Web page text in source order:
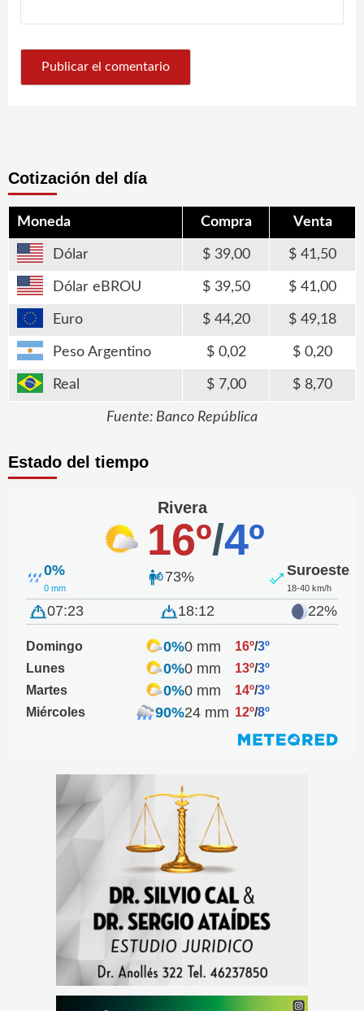
Cotización del día
Moneda Compra Venta
Dólar 39,00 41,50
Dólar eBROU 39,50 41,00
Euro 44,20 49,18
Peso Argentino 0,02 0,20
Real 7,00 8,70
Fuente: Banco República
Estado del tiempo
Rivera
16º/4º
0%
0 mm
73% Suroeste
18-40 km/h
07:23 18:12 22%
Domingo 0%0 mm 16º/3º
Lunes
0%0 mm 13º/3º
Martes
0%0 mm 14º/3º
Miércoles
90%24 mm 12º/8º